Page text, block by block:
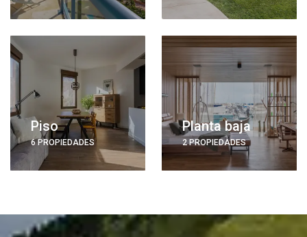
Piso
6 PROPIEDADES
Planta baja
2 PROPIEDADES